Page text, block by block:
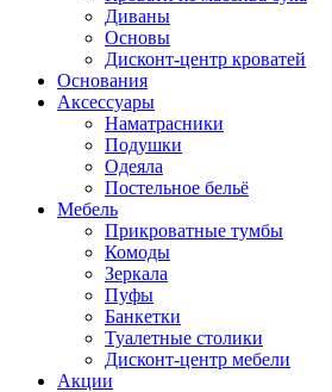
Диваны
Основы
Дисконт-центр кроватей
Основания
Аксессуары
Наматрасники
Подушки
Одеяла
Постельное бельё
Мебель
Прикроватные тумбы
Комоды
Зеркала
Пуфы
Банкетки
Туалетные столики
Дисконт-центр мебели
Акции